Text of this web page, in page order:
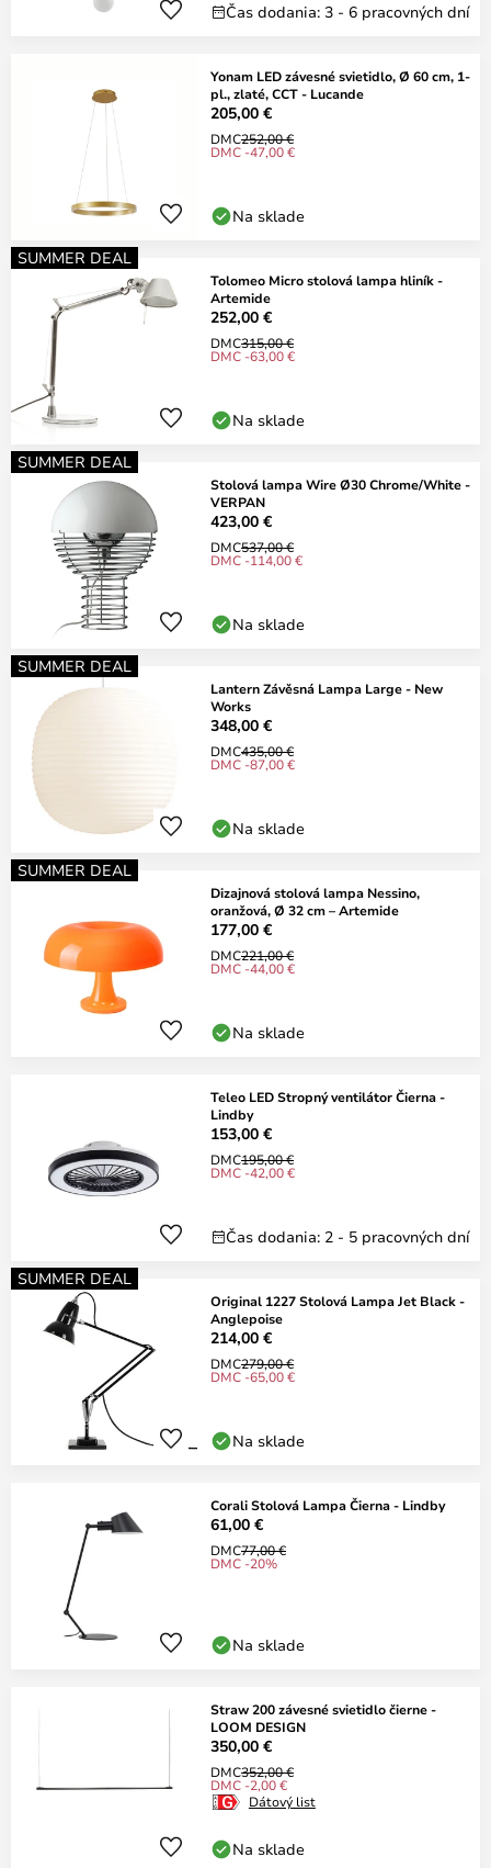
Čas dodania: 3 - 6 pracovných dní
Yonam LED závesné svietidlo, Ø 60 cm, 1-
pl., zlaté, CCT - Lucande
205,00 €
DMC252,00 €
DMC -47,00 €
Na sklade
SUMMER DEAL
Tolomeo Micro stolová lampa hliník -
Artemide
252,00 €
DMC315,00 €
DMC -63,00 €
Na sklade
SUMMER DEAL
Stolová lampa Wire Ø30 Chrome/White -
VERPAN
423,00 €
DMC537,00 €
DMC -114,00 €
Na sklade
SUMMER DEAL
Lantern Závěsná Lampa Large - New
Works
348,00 €
DMC435,00 €
DMC -87,00 €
Na sklade
SUMMER DEAL
Dizajnová stolová lampa Nessino,
oranžová, Ø 32 cm – Artemide
177,00 €
DMC221,00 €
DMC -44,00 €
Na sklade
Teleo LED Stropný ventilátor Čierna -
Lindby
153,00 €
DMC195,00 €
DMC -42,00 €
Čas dodania: 2 - 5 pracovných dní
SUMMER DEAL
Original 1227 Stolová Lampa Jet Black -
Anglepoise
214,00 €
DMC279,00 €
DMC -65,00 €
Na sklade
Corali Stolová Lampa Čierna - Lindby
61,00 €
DMC77,00 €
DMC -20%
Na sklade
Straw 200 závesné svietidlo čierne -
LOOM DESIGN
350,00 €
DMC352,00 €
DMC -2,00 €
Dátový list
Na sklade